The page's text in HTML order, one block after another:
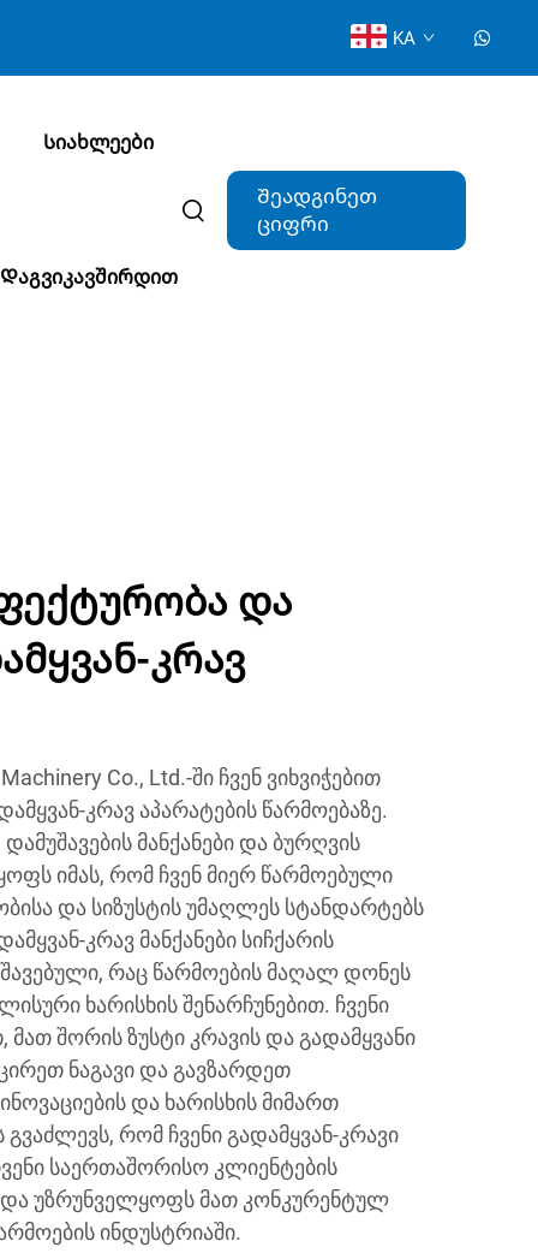
KA
Სიახლეები
Დაგვიკავშირდით
Შეადგინეთ
ციფრი
და
კრავ
Co., Ltd.-ში ჩვენ ვიხვიჭებით
კრავ აპარატების წარმოებაზე.
მანქანები და ბურღვის
იმას, რომ ჩვენ მიერ წარმოებული
და სიზუსტის უმაღლეს სტანდარტებს
კრავ მანქანები სიჩქარის
რაც წარმოების მაღალ დონეს
ხარისხის შენარჩუნებით. ჩვენი
შორის ზუსტი კრავის და გადამყვანი
ნაგავი და გავზარდეთ
და ხარისხის მიმართ
რომ ჩვენი გადამყვან-კრავი
საერთაშორისო კლიენტების
და უზრუნველყოფს მათ კონკურენტულ
ინდუსტრიაში.